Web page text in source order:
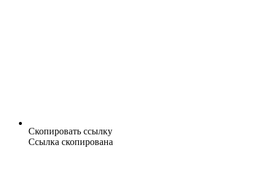
Скопировать ссылку
Ссылка скопирована